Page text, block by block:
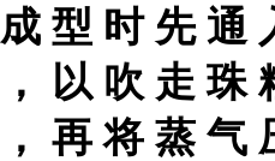
成 型 时 先 通
， 以 吹 走 珠
， 再 将 蒸 气